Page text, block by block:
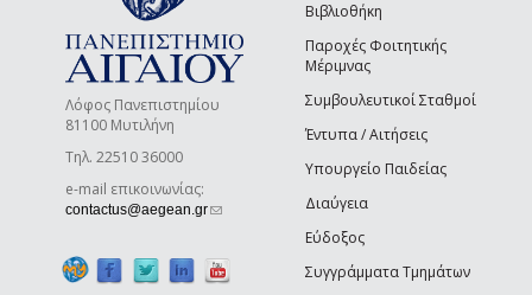
Λόφος Πανεπιστημίου
81100 Μυτιλήνη
Τηλ. 22510 36000
e-mail επικοινωνίας:
contactus@aegean.gr(link sends e-mail)
Βιβλιοθήκη
Παροχές Φοιτητικής
Μέριμνας
Συμβουλευτικοί Σταθμοί
Έντυπα / Αιτήσεις
Υπουργείο Παιδείας
Διαύγεια
Εύδοξος
Συγγράμματα Τμημάτων